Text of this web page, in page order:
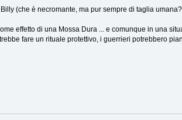
(che è necromante, ma pur sempre di taglia
effetto di una Mossa Dura ... e comunque in una
fare un rituale protettivo, i guerrieri potrebbero